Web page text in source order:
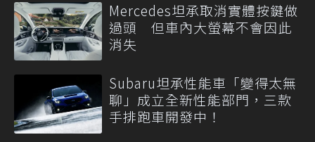
Mercedes坦承取消實體按鍵做
過頭 但車內大螢幕不會因此
消失
Subaru坦承性能車「變得太無
聊」成立全新性能部門，三款
手排跑車開發中！